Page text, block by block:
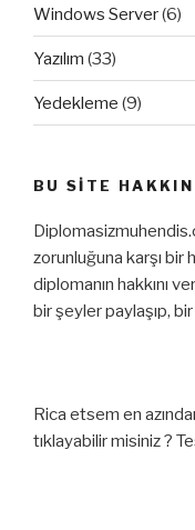
Windows Server(6)
Yazılım (33)
Yedekleme (9)
BU SITE
zorunluğuna karşı bir
diplomanın hakkını
bir şeyler paylaşıp,
Rica etsem en
tıklayabilir misiniz ?